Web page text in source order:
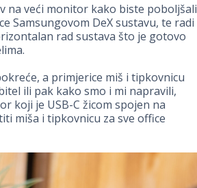
na veći monitor kako biste poboljšali
Samsungovom DeX sustavu, te radi
rad sustava što je gotovo
a primjerice miš i tipkovnicu
ili pak kako smo i mi napravili,
koji je USB-C žicom spojen na
miša i tipkovnicu za sve office